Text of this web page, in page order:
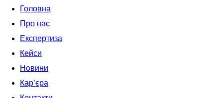
Головна
Про нас
Експертиза
Кейси
Новини
Кар’єра